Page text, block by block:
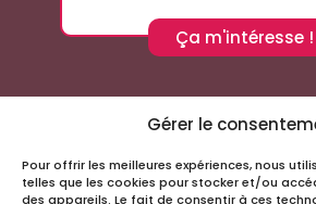
Gérer le
Pour offrir les meilleures expériences, nous
telles que les cookies pour stocker et/ou
des appareils. Le fait de consentir à ces
Ça m'intéresse !
Suivez-nous sur les réseaux